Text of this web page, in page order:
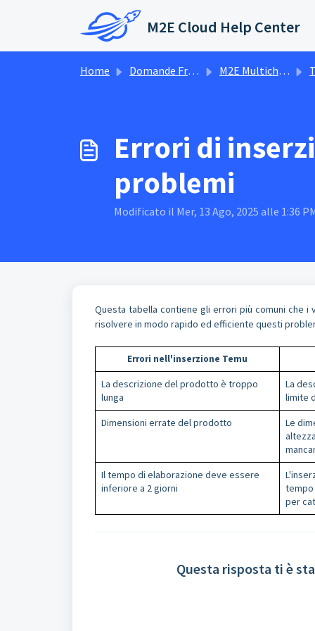
Salta al contenuto principale
M2E Cloud Help Center
Home Domande Frequenti (FAQ) M2E Multichannel Connect
Errori di
problemi
Modificato il Mer, 13 Ago, 2025 alle 1:36
Questa tabella contiene gli errori più comuni che
risolvere in modo rapido ed efficiente questi
Errori nell'inserzione Temu
La descrizione del prodotto è troppo
lunga
La
limite
Dimensioni errate del prodotto
Le
Il tempo di elaborazione deve essere
inferiore a 2 giorni
tempo
per
Questa risposta ti è